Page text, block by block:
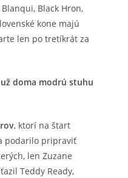
Black Hron,
kone majú
len po tretíkrát za
doma modrú stuhu
, ktorí na štart
podarilo pripraviť
len Zuzane
Teddy Ready,